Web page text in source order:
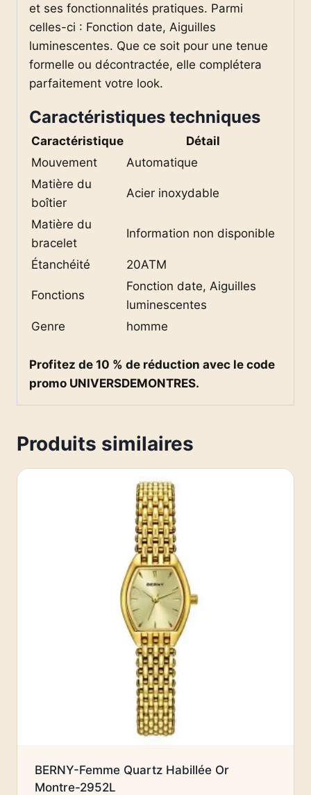
et ses fonctionnalités pratiques. Parmi
celles-ci : Fonction date, Aiguilles
luminescentes. Que ce soit pour une tenue
formelle ou décontractée, elle complétera
parfaitement votre look.
Caractéristiques techniques
Caractéristique
Détail
Mouvement
Automatique
Matière du
boîtier
Acier inoxydable
Matière du
bracelet
Information non disponible
Étanchéité 20ATM
Fonctions
Fonction date, Aiguilles
luminescentes
Genre
homme
Profitez de 10 % de réduction avec le code
promo UNIVERSDEMONTRES.
Produits similaires
BERNY-Femme Quartz Habillée Or
Montre-2952L